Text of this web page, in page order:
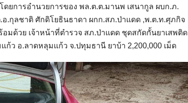
ยการอำนวยการของ พล.ต.ต.มานพ เสนากูล ผบก.ภ.
.อ.กุลชาติ ศักดิโยธินธาดา ผกก.สภ.ป่าแดด ,พ.ต.ท.ศุภกิจ
มด้วย เจ้าหน้าที่ตำรวจ สภ.ป่าแดด ชุดสกัดกั้นยาเสพติด
ว อ.ลาดหลุมแก้ว จ.ปทุมธานี ยาบ้า 2,200,000 เม็ด